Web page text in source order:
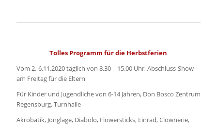
Tolles Programm für die Herbstferien
Vom 2.-6.11.2020 täglich von 8.30 – 15.00 Uhr, Abschluss-Show
am Freitag für die Eltern
Für Kinder und Jugendliche von 6-14 Jahren, Don Bosco Zentrum
Regensburg, Turnhalle
Akrobatik, Jonglage, Diabolo, Flowersticks, Einrad, Clownerie,